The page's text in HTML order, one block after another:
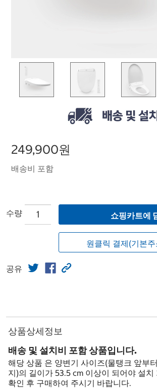
249,900원
배송비 포함
수량 쇼핑카트에
원클릭 결제(기본
공유
상품상세정보
배송 및 설치비 포함 상품입니다.
해당 상품 은 양변기 사이즈(물탱크 앞부
지)의 길이가 53.5 cm 이상이 되어야 설치
확인 후 구매하여 주시기 바랍니다.